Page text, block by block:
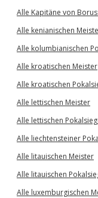
Alle Kapitäne von
Alle kenianischen
Alle kolumbianischen
Alle kroatischen Meister
Alle kroatischen
Alle lettischen Meister
Alle lettischen
Alle liechtensteiner
Alle litauischen Meister
Alle litauischen
Alle luxemburgischen